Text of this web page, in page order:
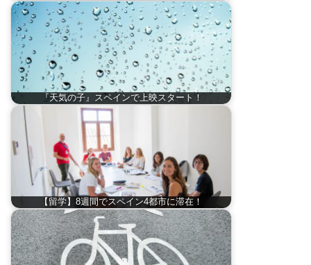
『天気の子』スペインで上映スタート！
【留学】8週間でスペイン4都市に滞在！